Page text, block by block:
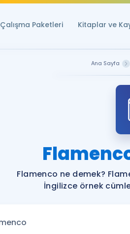
Çalışma Paketleri Kitaplar ve
Ana Sayfa
Flamenco ne demek?
İngilizce örnek